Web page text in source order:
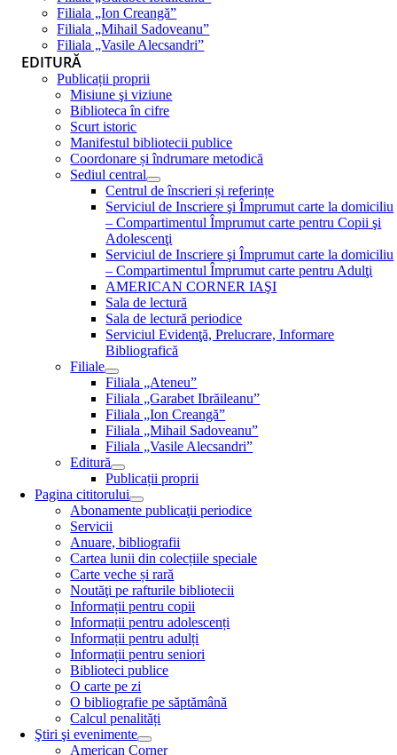
Filiala „Ion Creangă”
Filiala „Mihail Sadoveanu”
Filiala „Vasile Alecsandri”
EDITURĂ
Publicații proprii
Misiune şi viziune
Biblioteca în cifre
Scurt istoric
Manifestul bibliotecii publice
Coordonare și îndrumare metodică
Sediul central
Centrul de înscrieri și referințe
Serviciul de Inscriere şi Împrumut carte la domiciliu
– Compartimentul Împrumut carte pentru Copii şi
Adolescenţi
Serviciul de Inscriere şi Împrumut carte la domiciliu
– Compartimentul Împrumut carte pentru Adulţi
AMERICAN CORNER IAŞI
Sala de lectură
Sala de lectură periodice
Serviciul Evidenţă, Prelucrare, Informare
Bibliografică
Filiale
Filiala „Ateneu”
Filiala „Garabet Ibrăileanu”
Filiala „Ion Creangă”
Filiala „Mihail Sadoveanu”
Filiala „Vasile Alecsandri”
Editură
Publicații proprii
Pagina cititorului
Abonamente publicaţii periodice
Servicii
Anuare, bibliografii
Cartea lunii din colecțiile speciale
Carte veche și rară
Noutăţi pe rafturile bibliotecii
Informații pentru copii
Informații pentru adolescenți
Informații pentru adulți
Informații pentru seniori
Biblioteci publice
O carte pe zi
O bibliografie pe săptămână
Calcul penalități
Ştiri şi evenimente
American Corner